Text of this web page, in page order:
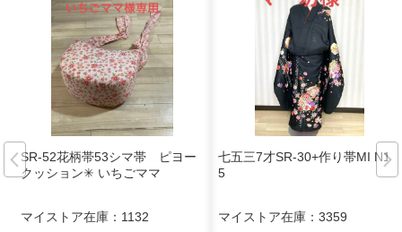
SR-52花柄帯53シマ帯 ピヨー
クッション✳︎ いちごママ
マイストア在庫： 1132
七五三7才SR-30+作り帯MI N11
5
マイストア在庫： 3359